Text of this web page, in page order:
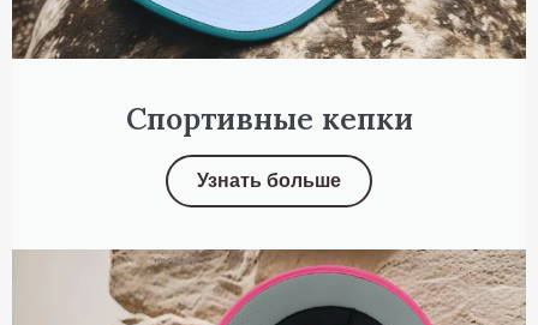
Спортивные кепки
Узнать больше